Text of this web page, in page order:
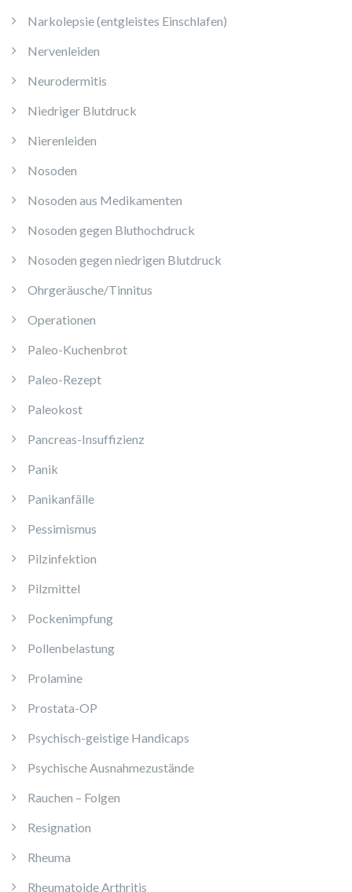
Narkolepsie (entgleistes Einschlafen)
Nervenleiden
Neurodermitis
Niedriger Blutdruck
Nierenleiden
Nosoden
Nosoden aus Medikamenten
Nosoden gegen Bluthochdruck
Nosoden gegen niedrigen Blutdruck
Ohrgeräusche/Tinnitus
Operationen
Paleo-Kuchenbrot
Paleo-Rezept
Paleokost
Pancreas-Insuffizienz
Panik
Panikanfälle
Pessimismus
Pilzinfektion
Pilzmittel
Pockenimpfung
Pollenbelastung
Prolamine
Prostata-OP
Psychisch-geistige Handicaps
Psychische Ausnahmezustände
Rauchen – Folgen
Resignation
Rheuma
Rheumatoide Arthritis